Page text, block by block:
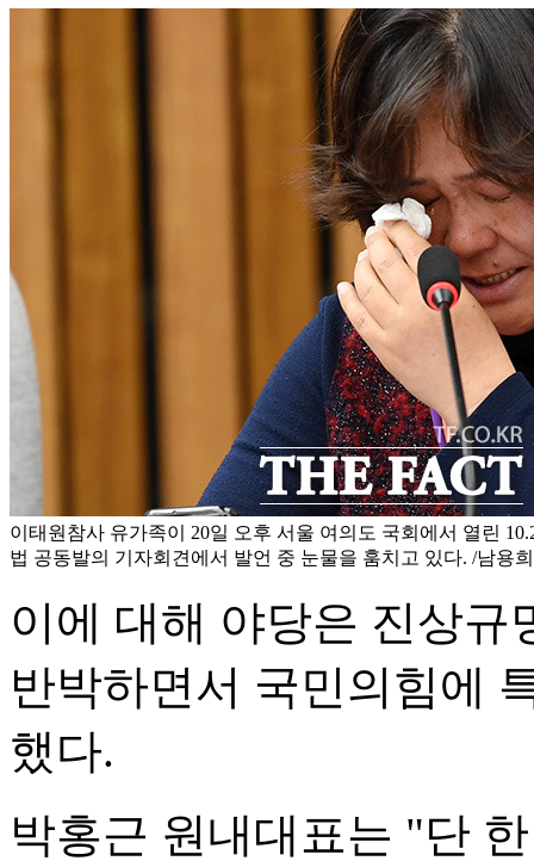
이태원참사 유가족이 20일 오후 서울 여의도 국회에서 열린
법 공동발의 기자회견에서 발언 중 눈물을 훔치고 있다. /남용
이에 대해 야당은 진상
반박하면서 국민의힘에
했다.
박홍근 원내대표는 "단